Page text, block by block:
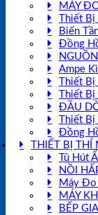
MÁY
Thiết
Biến
Đồng
Ampe
Thiết
Thiết
ĐẦU
Thiết
Đồng
THIẾT BỊ
Tủ Hút
NỒI
Máy Đo
MÁY
BẾP